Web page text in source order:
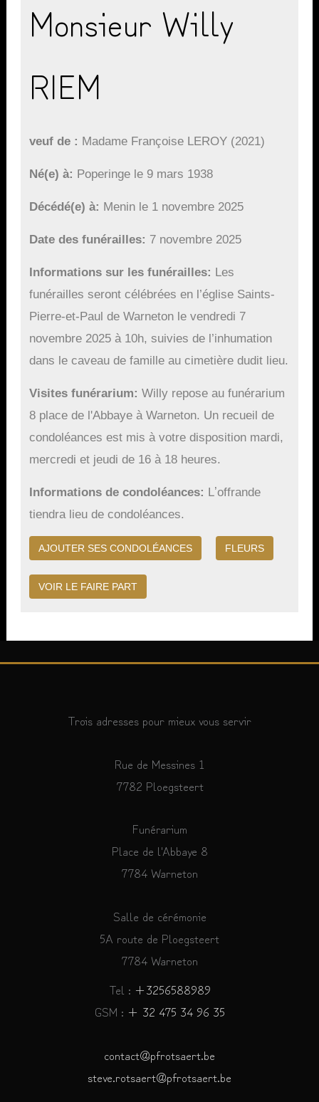
Monsieur Willy
RIEM
veuf de Madame Françoise LEROY (2021)
Né(e) à Poperinge le 9 mars 1938
Décédé(e) à Menin le 1 novembre 2025
Date des funérailles 7 novembre 2025
Informations sur les funérailles
Les
funérailles seront célébrées en l’église Saints-
Pierre-et-Paul de Warneton le vendredi 7
novembre 2025 à 10h, suivies de l’inhumation
dans le caveau de famille au cimetière dudit lieu.
Visites funérarium
Willy repose au funérarium
8 place de l'Abbaye à Warneton. Un recueil de
condoléances est mis à votre disposition mardi,
mercredi et jeudi de 16 à 18 heures.
Informations de condoléances
Lʼoffrande
tiendra lieu de condoléances.
Trois adresses pour mieux vous servir
Rue de Messines 1
7782 Ploegsteert
Funérarium
Place de l'Abbaye 8
7784 Warneton
Salle de cérémonie
5A route de Ploegsteert
7784 Warneton
Tel : +3256588989
GSM : + 32 475 34 96 35
contact@pfrotsaert.be
steve.rotsaert@pfrotsaert.be